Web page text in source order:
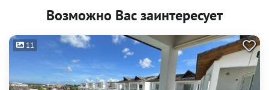
Возможно Вас заинтересует
11